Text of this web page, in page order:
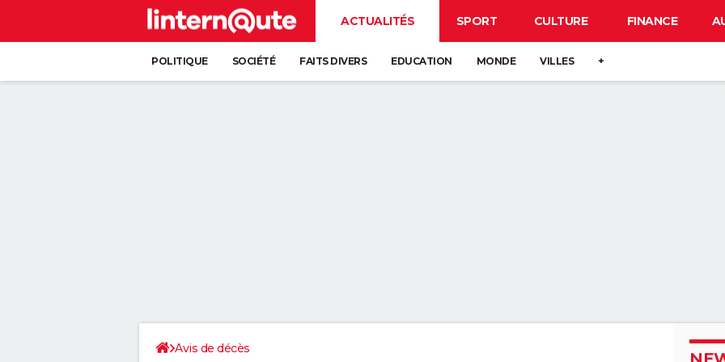
ACTUALITÉS SPORT CULTURE FINANCE
POLITIQUE SOCIÉTÉ FAITS DIVERS EDUCATION MONDE VILLES +
Avis de décès